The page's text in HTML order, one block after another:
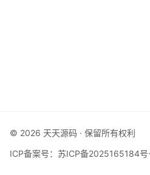
© 2026 天天源码 · 保留所有权利
ICP备案号： 苏ICP备2025165184号